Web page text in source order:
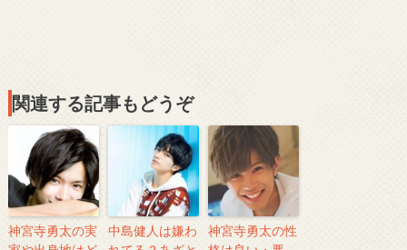
関連する記事もどうぞ
神宮寺勇太の実
中島健人は嫌わ
神宮寺勇太の性